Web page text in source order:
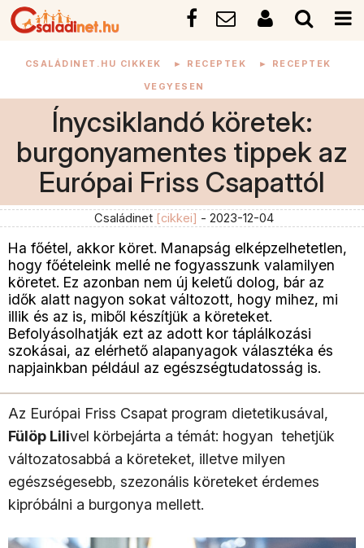
CSALÁDINET.HU CIKKEK ► RECEPTEK ► RECEPTEK
VEGYESEN
Ínycsiklandó köretek:
burgonyamentes tippek az
Európai Friss Csapattól
Családinet [cikkei] - 2023-12-04
Ha főétel, akkor köret. Manapság elképzelhetetlen,
hogy főételeink mellé ne fogyasszunk valamilyen
köretet. Ez azonban nem új keletű dolog, bár az
idők alatt nagyon sokat változott, hogy mihez, mi
illik és az is, miből készítjük a köreteket.
Befolyásolhatják ezt az adott kor táplálkozási
szokásai, az elérhető alapanyagok választéka és
napjainkban például az egészségtudatosság is.
Az Európai Friss Csapat program dietetikusával,
Fülöp Lilivel körbejárta a témát: hogyan tehetjük
változatosabbá a köreteket, illetve milyen
egészségesebb, szezonális köreteket érdemes
kipróbálni a burgonya mellett.